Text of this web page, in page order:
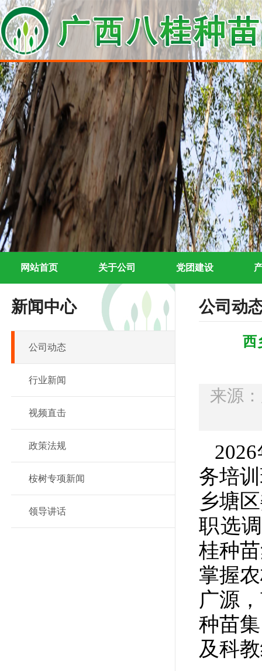
网站首页 关于公司 党团建设
新闻中心
公司动态
行业新闻
视频直击
政策法规
桉树专项新闻
领导讲话
公司动
西
来源
2026
务培
乡塘
职选
桂种
掌握
广源
种苗
及科